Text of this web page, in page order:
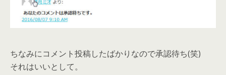
ちなみにコメント投稿したばかりなので承認待ち(笑)
それはいいとして。